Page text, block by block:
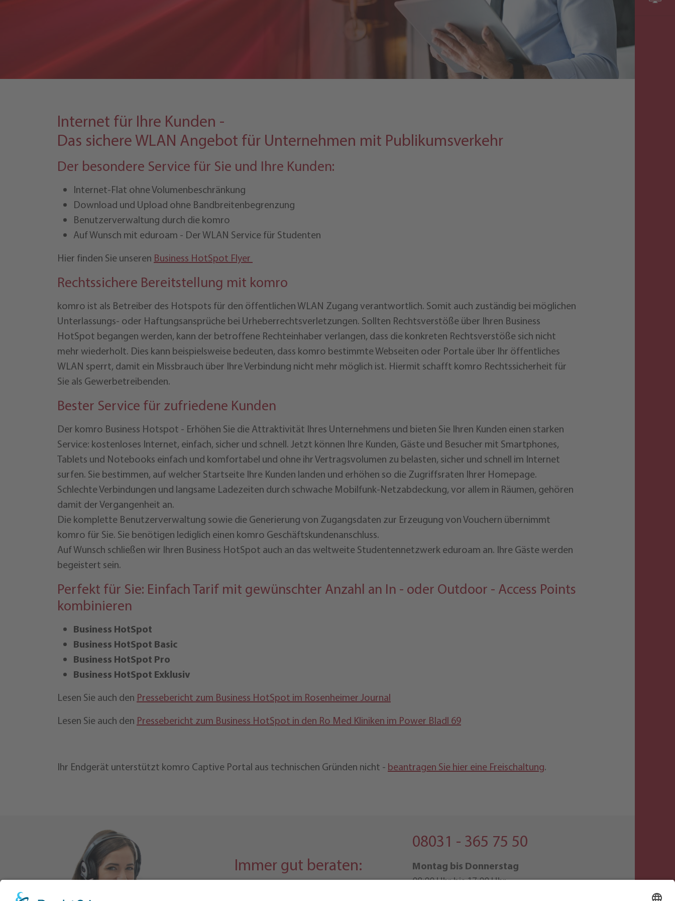
Internet für Ihre Kunden -
Das sichere WLAN Angebot für Unternehmen mit Publikumsverkehr
Der besondere Service für Sie und Ihre Kunden:
Internet-Flat ohne Volumenbeschränkung
Download und Upload ohne Bandbreitenbegrenzung
Benutzerverwaltung durch die komro
Auf Wunsch mit eduroam - Der WLAN Service für Studenten
Hier finden Sie unseren Business HotSpot Flyer
Rechtssichere Bereitstellung mit komro
komro ist als Betreiber des Hotspots für den öffentlichen WLAN Zugang verantwortlich. Somit auch zuständig bei möglichen
Unterlassungs- oder Haftungsansprüche bei Urheberrechtsverletzungen. Sollten Rechtsverstöße über Ihren Business
HotSpot begangen werden, kann der betroffene Rechteinhaber verlangen, dass die konkreten Rechtsverstöße sich nicht
mehr wiederholt. Dies kann beispielsweise bedeuten, dass komro bestimmte Webseiten oder Portale über Ihr öffentliches
WLAN sperrt, damit ein Missbrauch über Ihre Verbindung nicht mehr möglich ist. Hiermit schafft komro Rechtssicherheit für
Sie als Gewerbetreibenden.
Bester Service für zufriedene Kunden
Der komro Business Hotspot - Erhöhen Sie die Attraktivität Ihres Unternehmens und bieten Sie Ihren Kunden einen starken
Service: kostenloses Internet, einfach, sicher und schnell. Jetzt können Ihre Kunden, Gäste und Besucher mit Smartphones,
Tablets und Notebooks einfach und komfortabel und ohne ihr Vertragsvolumen zu belasten, sicher und schnell im Internet
surfen. Sie bestimmen, auf welcher Startseite Ihre Kunden landen und erhöhen so die Zugriffsraten Ihrer Homepage.
Schlechte Verbindungen und langsame Ladezeiten durch schwache Mobilfunk-Netzabdeckung, vor allem in Räumen, gehören
damit der Vergangenheit an.
Die komplette Benutzerverwaltung sowie die Generierung von Zugangsdaten zur Erzeugung von Vouchern übernimmt
komro für Sie. Sie benötigen lediglich einen komro Geschäftskundenanschluss.
Auf Wunsch schließen wir Ihren Business HotSpot auch an das weltweite Studentennetzwerk eduroam an. Ihre Gäste werden
begeistert sein.
Perfekt für Sie: Einfach Tarif mit gewünschter Anzahl an In - oder Outdoor - Access Points
kombinieren
Business HotSpot
Business HotSpot Basic
Business HotSpot Pro
Business HotSpot Exklusiv
Lesen Sie auch den Pressebericht zum Business HotSpot im Rosenheimer Journal
Lesen Sie auch den Pressebericht zum Business HotSpot in den Ro Med Kliniken im Power Bladl 69
Ihr Endgerät unterstützt komro Captive Portal aus technischen Gründen nicht - beantragen Sie hier eine Freischaltung.
Immer gut beraten:
08031 - 365 75 50
Montag bis Donnerstag
08:00 Uhr bis 17:00 Uhr